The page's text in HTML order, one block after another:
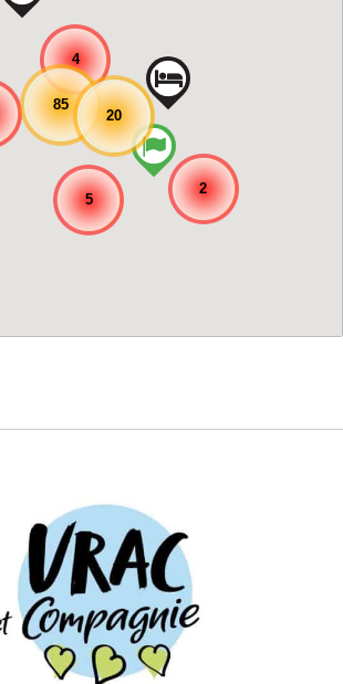
4
5
85
20
2